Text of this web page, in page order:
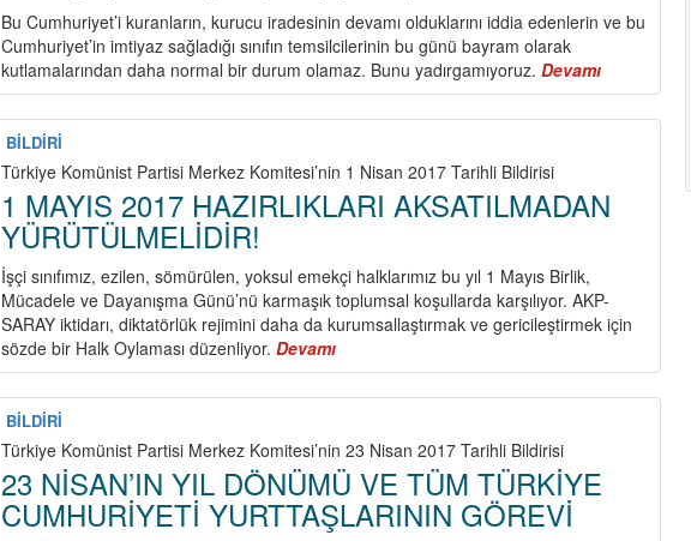
Bu Cumhuriyet’i kuranların, kurucu iradesinin devamı olduklarını iddia edenlerin ve bu
Cumhuriyet’in imtiyaz sağladığı sınıfın temsilcilerinin bu günü bayram olarak
kutlamalarından daha normal bir durum olamaz. Bunu yadırgamıyoruz.Devamı
Kimin
Cumhuriyeti
BİLDİRİ
Türkiye Komünist Partisi Merkez Komitesi’nin 1 Nisan 2017 Tarihli Bildirisi
1 MAYIS 2017 HAZIRLIKLARI AKSATILMADAN
YÜRÜTÜLMELİDİR!
İşçi sınıfımız, ezilen, sömürülen, yoksul emekçi halklarımız bu yıl 1 Mayıs Birlik,
Mücadele ve Dayanışma Günü’nü karmaşık toplumsal koşullarda karşılıyor. AKP-
SARAY iktidarı, diktatörlük rejimini daha da kurumsallaştırmak ve gericileştirmek için
sözde bir Halk Oylaması düzenliyor.Devamı
1
MAYIS
HAZIRLIKLARI
AKSATILMADAN
YÜRÜTÜLMELİDİR!
BİLDİRİ
Türkiye Komünist Partisi Merkez Komitesi’nin 23 Nisan 2017 Tarihli Bildirisi
23 NİSAN’IN YIL DÖNÜMÜ VE TÜM TÜRKİYE
CUMHURİYETİ YURTTAŞLARININ GÖREVİ